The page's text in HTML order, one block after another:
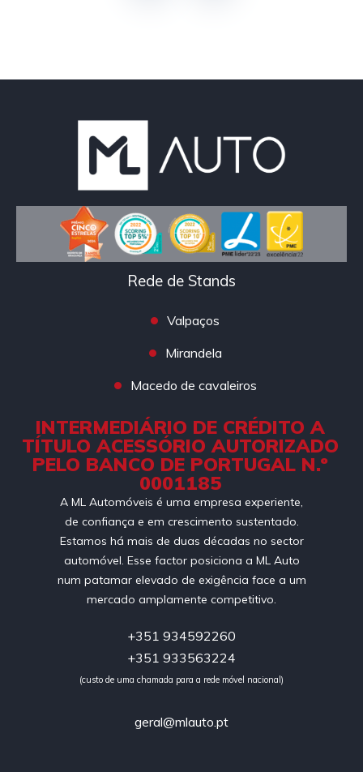
Rede de Stands
Valpaços
Mirandela
Macedo de cavaleiros
INTERMEDIÁRIO DE CRÉDITO A
TÍTULO ACESSÓRIO AUTORIZADO
PELO BANCO DE PORTUGAL N.º
0001185
A ML Automóveis é uma empresa experiente,
de confiança e em crescimento sustentado.
Estamos há mais de duas décadas no sector
automóvel. Esse factor posiciona a ML Auto
num patamar elevado de exigência face a um
mercado amplamente competitivo.
+351 934592260
+351 933563224
(custo de uma chamada para a rede móvel nacional)
geral@mlauto.pt